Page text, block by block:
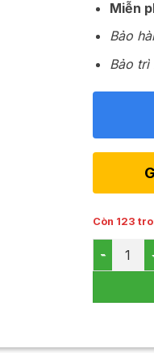
Miễn
Bảo
Bảo trì
Còn 123
Máy lọc